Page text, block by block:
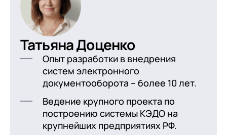
Татьяна Доценко
Опыт разработки в внедрения
систем электронного
документооборота – более 10 лет.
Ведение крупного проекта по
построению системы КЭДО на
крупнейших предприятиях РФ.